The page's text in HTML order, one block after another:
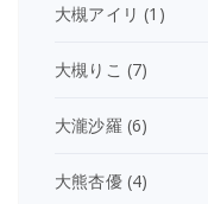
大槻アイリ (1)
大槻りこ (7)
大瀧沙羅 (6)
大熊杏優(4)